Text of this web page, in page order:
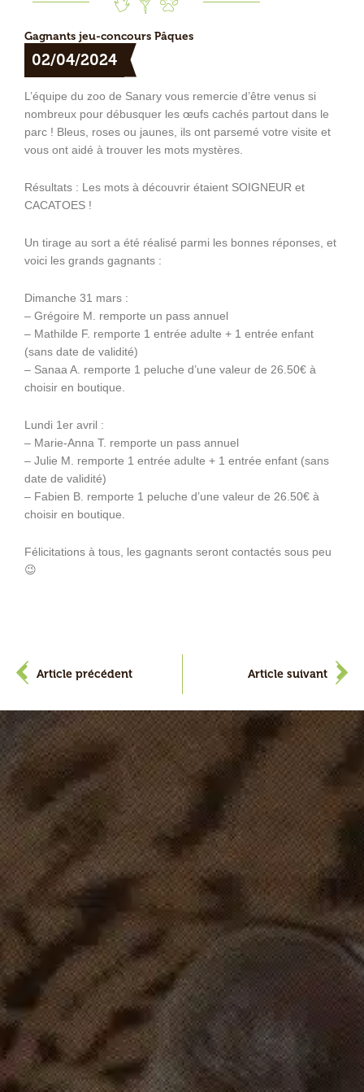
Gagnants jeu-concours Pâques
02/04/2024
L’équipe du zoo de Sanary vous remercie d’être venus si
nombreux pour débusquer les œufs cachés partout dans le
parc ! Bleus, roses ou jaunes, ils ont parsemé votre visite et
vous ont aidé à trouver les mots mystères.
Résultats : Les mots à découvrir étaient SOIGNEUR et
CACATOES !
Un tirage au sort a été réalisé parmi les bonnes réponses, et
voici les grands gagnants :
Dimanche 31 mars :
– Grégoire M. remporte un pass annuel
– Mathilde F. remporte 1 entrée adulte + 1 entrée enfant
(sans date de validité)
– Sanaa A. remporte 1 peluche d’une valeur de 26.50€ à
choisir en boutique.
Lundi 1er avril :
– Marie-Anna T. remporte un pass annuel
– Julie M. remporte 1 entrée adulte + 1 entrée enfant (sans
date de validité)
– Fabien B. remporte 1 peluche d’une valeur de 26.50€ à
choisir en boutique.
Félicitations à tous, les gagnants seront contactés sous peu
😉
Précédent
Article précédent Article suivant